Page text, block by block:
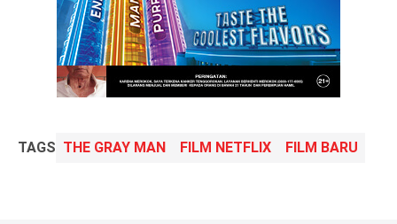
TAGS THE GRAY MAN FILM NETFLIX FILM BARU